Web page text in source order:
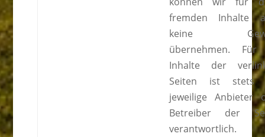
fremden Inhalte
keine
übernehmen. Für
Inhalte der
Seiten ist stets
jeweilige Anbieter
Betreiber der
verantwortlich.